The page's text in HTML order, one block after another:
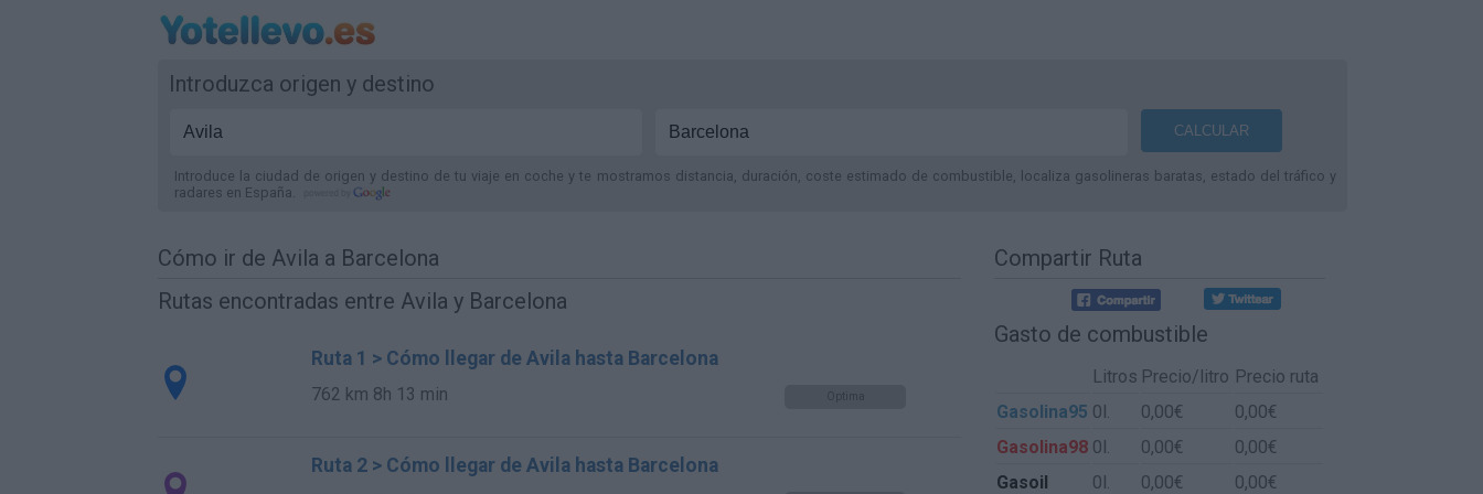
Introduzca origen y destino
Introduce la ciudad de origen y destino de tu viaje en coche y te mostramos distancia, duración, coste estimado de combustible, localiza gasolineras baratas, estado del tráfico y
radares en España.
Cómo ir de Avila a Barcelona
Rutas encontradas entre Avila y Barcelona
Ruta 1 > Cómo llegar de Avila hasta Barcelona
762 km 8h 13 min Optima
Ruta 2 > Cómo llegar de Avila hasta Barcelona
Compartir Ruta
Gasto de combustible
Litros Precio/litro Precio ruta
Gasolina95 0l. 0,00€
0,00€
Gasolina98 0l. 0,00€
0,00€
Gasoil
0l. 0,00€
0,00€